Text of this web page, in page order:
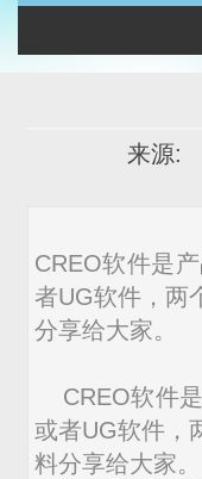
来源:
CREO软件是
者UG软件，两
分享给大家。
CREO软件
或者UG软件，
料分享给大家。